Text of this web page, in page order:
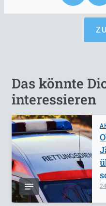
Das könnte
interessieren